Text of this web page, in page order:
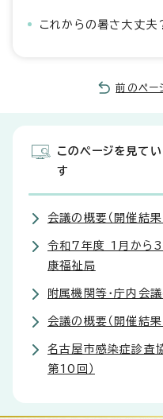
これからの暑さ大丈夫
前のペー
このページを見て
す
会議の概要（開催結
令和7年度 1月から3
康福祉局
附属機関等・庁内会
会議の概要（開催結果
名古屋市感染症診査
第10回）